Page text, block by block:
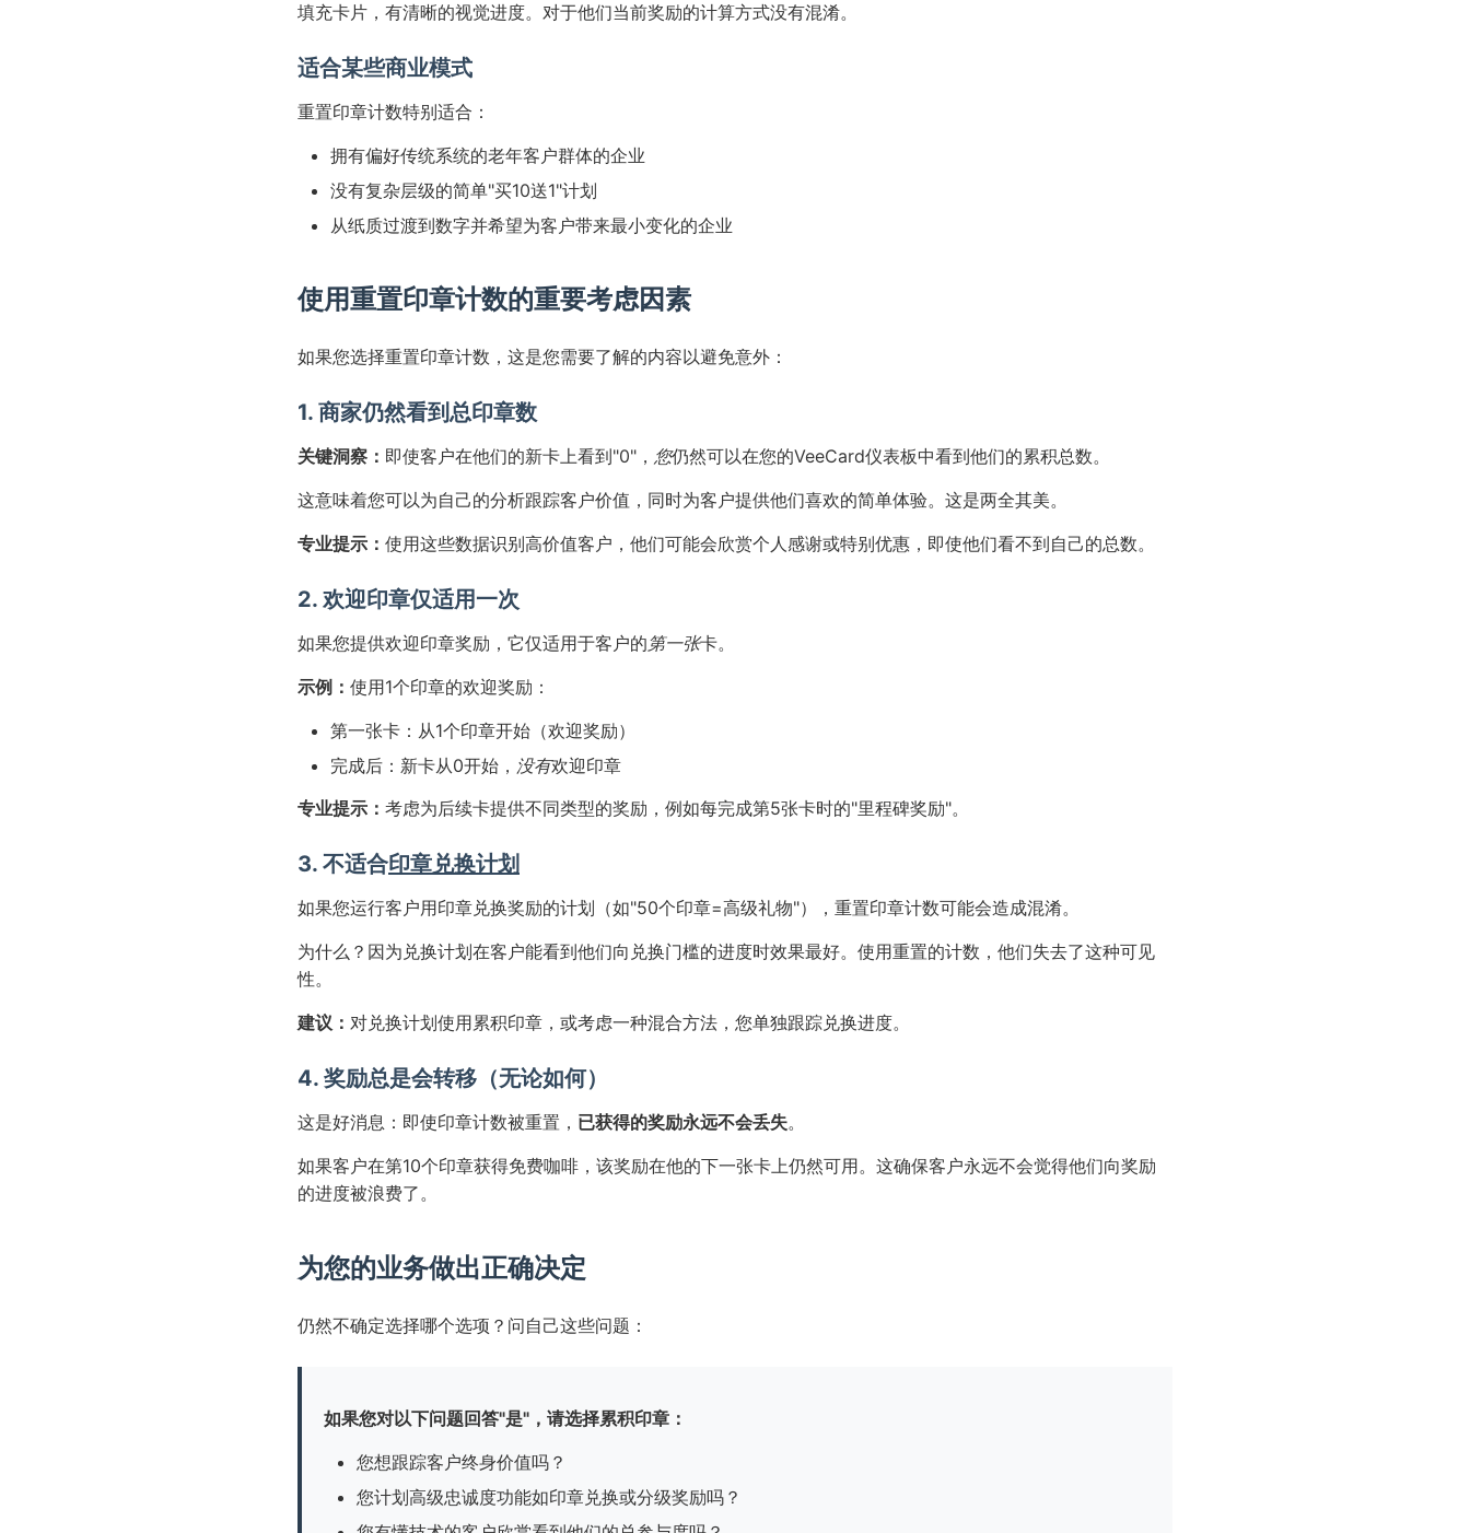
填充卡片，有清晰的视觉进度。对于他们当前奖励的计算方式没有混淆。
适合某些商业模式
重置印章计数特别适合：
拥有偏好传统系统的老年客户群体的企业
没有复杂层级的简单"买10送1"计划
从纸质过渡到数字并希望为客户带来最小变化的企业
使用重置印章计数的重要考虑因素
如果您选择重置印章计数，这是您需要了解的内容以避免意外：
1. 商家仍然看到总印章数
关键洞察： 即使客户在他们的新卡上看到"0"， 您仍然可以在您的VeeCard仪表板中看到他们的累积总数。
这意味着您可以为自己的分析跟踪客户价值，同时为客户提供他们喜欢的简单体验。这是两全其美。
专业提示： 使用这些数据识别高价值客户，他们可能会欣赏个人感谢或特别优惠，即使他们看不到自己的总数。
2. 欢迎印章仅适用一次
如果您提供欢迎印章奖励，它仅适用于客户的第一张卡。
示例： 使用1个印章的欢迎奖励：
第一张卡：从1个印章开始（欢迎奖励）
完成后：新卡从0开始， 没有欢迎印章
专业提示： 考虑为后续卡提供不同类型的奖励，例如每完成第5张卡时的"里程碑奖励"。
3. 不适合印章兑换计划
如果您运行客户用印章兑换奖励的计划（如"50个印章=高级礼物"），重置印章计数可能会造成混淆。
为什么？因为兑换计划在客户能看到他们向兑换门槛的进度时效果最好。使用重置的计数，他们失去了这种可见
性。
建议： 对兑换计划使用累积印章，或考虑一种混合方法，您单独跟踪兑换进度。
4. 奖励总是会转移（无论如何）
这是好消息：即使印章计数被重置， 已获得的奖励永远不会丢失。
如果客户在第10个印章获得免费咖啡，该奖励在他的下一张卡上仍然可用。这确保客户永远不会觉得他们向奖励
的进度被浪费了。
为您的业务做出正确决定
仍然不确定选择哪个选项？问自己这些问题：
如果您对以下问题回答"是"，请选择累积印章：
您想跟踪客户终身价值吗？
您计划高级忠诚度功能如印章兑换或分级奖励吗？